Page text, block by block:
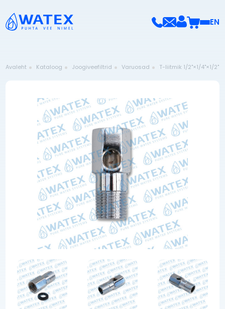
EN
Avaleht Kataloog Joogiveefiltrid Varuosad T-liitmik 1/2"×1/4"×1/2"